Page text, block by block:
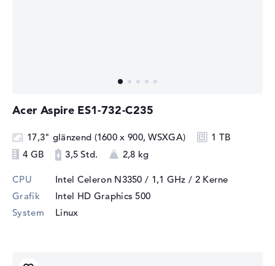
Acer Aspire ES1-732-C235
17,3" glänzend (1600 x 900, WSXGA)
1 TB
4 GB
3,5 Std. 2,8 kg
CPU Intel Celeron N3350 / 1,1 GHz / 2 Kerne
Grafik
Intel HD Graphics 500
System
Linux